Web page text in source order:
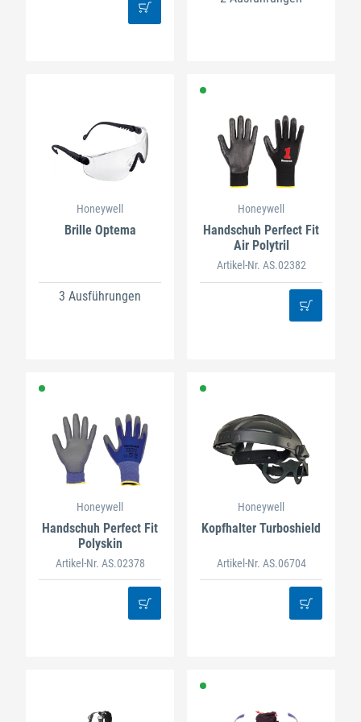
Honeywell
Brille Optema
3 Ausführungen
Honeywell
Handschuh Perfect Fit
Air Polytril
Artikel-Nr. AS.02382
Honeywell
Handschuh Perfect Fit
Polyskin
Artikel-Nr. AS.02378
Honeywell
Kopfhalter Turboshield
Artikel-Nr. AS.06704